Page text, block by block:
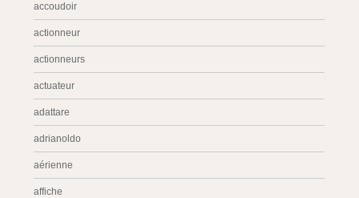
accoudoir
actionneur
actionneurs
actuateur
adattare
adrianoldo
aérienne
affiche